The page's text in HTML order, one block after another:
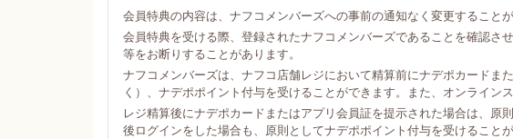
会員特典の内容は、ナフコメンバーズへの事前の通知なく変更することが
会員特典を受ける際、登録されたナフコメンバーズであることを確認さ
等をお断りすることがあります。
ナフコメンバーズは、ナフコ店舗レジにおいて精算前にナデポカード
く）、ナデポポイント付与を受けることができます。また、オンライン
レジ精算後にナデポカードまたはアプリ会員証を提示された場合は、
後ログインをした場合も、原則としてナデポポイント付与を受けることが